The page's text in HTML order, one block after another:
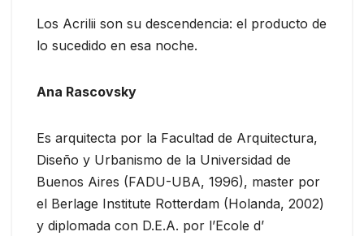
Los Acrilii son su descendencia: el producto de
lo sucedido en esa noche.
Ana Rascovsky
Es arquitecta por la Facultad de Arquitectura,
Diseño y Urbanismo de la Universidad de
Buenos Aires (FADU-UBA, 1996), master por
el Berlage Institute Rotterdam (Holanda, 2002)
y diplomada con D.E.A. por l’Ecole d’